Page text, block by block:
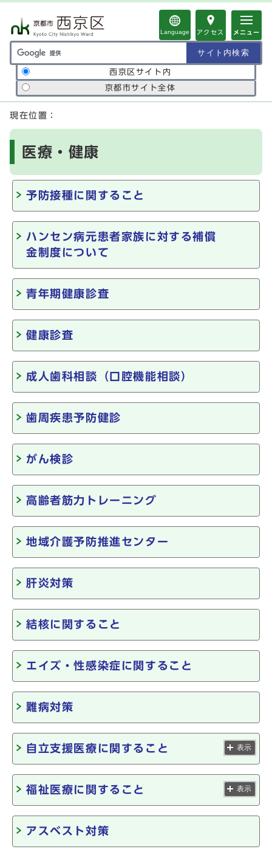
Language アクセス メニュー
サイト内検索の範囲
西京区サイト内
京都市サイト全体
ここから本文です
現在位置：
医療・健康
予防接種に関すること
ハンセン病元患者家族に対する補償
金制度について
青年期健康診査
健康診査
成人歯科相談（口腔機能相談）
歯周疾患予防健診
がん検診
高齢者筋力トレーニング
地域介護予防推進センター
肝炎対策
結核に関すること
エイズ・性感染症に関すること
難病対策
自立支援医療に関すること 表示
福祉医療に関すること 表示
アスベスト対策